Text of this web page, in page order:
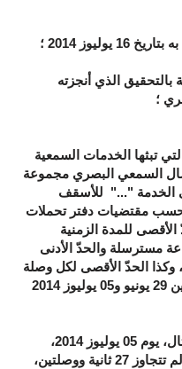
2014 ؛
بالتحقيق الذي أنجزته
؛
تبثها الخدمات السمعية
السمعي البصري مجموعة
الخدمة "..." للأسقف
حسب مقتضيات دفتر تحملات
للمدة الزمنية
مسترسلة والحدّ الأدنى
وكذا الحدّ الأقصى لكل وصلة
إشهارية، وذلك خلال الفترة الممتدة بين 29 يونيو و05 يوليوز 2014
وحيث إن المتعهد بث، على سبيل المثال، يوم 05 يوليوز 2014،
وصلتين إشهاريتين فصلت بينهما مدة لم تتجاوز 27 ثانية ووصلتين،